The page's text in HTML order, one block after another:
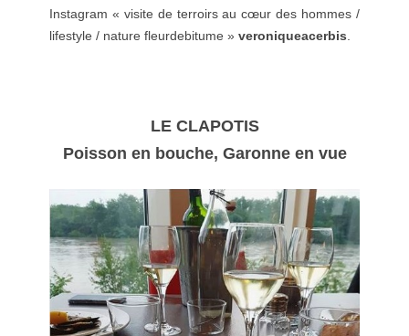
Instagram « visite de terroirs au cœur des hommes /
lifestyle / nature fleurdebitume » veroniqueacerbis
LE CLAPOTIS
Poisson en bouche, Garonne en vue